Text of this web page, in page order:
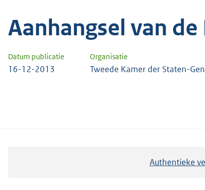
Aanhangsel van
Datum publicatie Organisatie
16-12-2013 Tweede Kamer der Staten-
Authentieke